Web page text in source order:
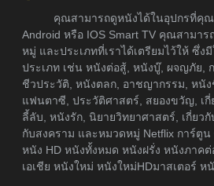
คุณสามารถดูหนังได้ในอุปกรที่คุ
Android หรือ IOS Smart TV คุณสามาร
หมู่ และประเภทที่เราได้เตรียมไว้ให้ ซึ่ง
ประเภท เช่น หนังต่อสู้, หนังบู๊, ผจญภัย,
ชีวประวัติ, หนังตลก, อาชญากรรม, หนัง
แฟนตาซี, ประวัติศาสตร์, สยองขวัญ, เกี่
ลี้ลับ, หนังรัก, นิยายวิทยาศาสตร์, เกี่ยว
กับสงคราม และหมวดหมู่ Netflix การ์ตูน
หนัง HD หนังทั้งหมด หนังฝรั่ง หนังภาค
เอเชีย หนังใหม่ หนังใหม่HDมาสเตอร์ ห